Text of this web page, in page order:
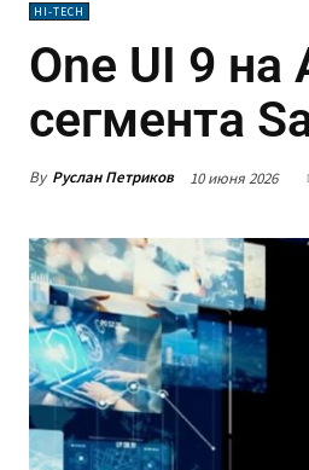
HI-TECH
One UI 9 на
сегмента
By Руслан Петриков 10 июня 2026